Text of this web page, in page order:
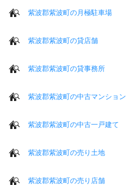
紫波郡紫波町の月極駐車場
紫波郡紫波町の貸店舗
紫波郡紫波町の貸事務所
紫波郡紫波町の中古マンション
紫波郡紫波町の中古一戸建て
紫波郡紫波町の売り土地
紫波郡紫波町の売り店舗